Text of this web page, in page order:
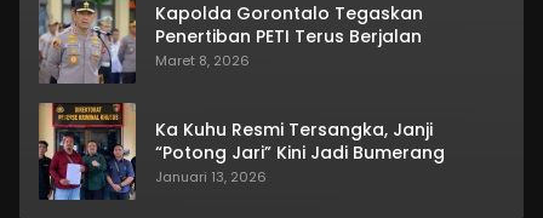
Kapolda Gorontalo Tegaskan
Penertiban PETI Terus Berjalan
Maret 8, 2026
Ka Kuhu Resmi Tersangka, Janji
“Potong Jari” Kini Jadi Bumerang
Januari 13, 2026